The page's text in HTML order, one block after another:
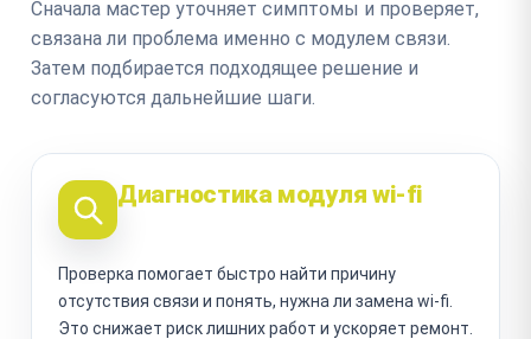
Сначала мастер уточняет симптомы и проверяет,
связана ли проблема именно с модулем связи.
Затем подбирается подходящее решение и
согласуются дальнейшие шаги.
Диагностика модуля wi-fi
Проверка помогает быстро найти причину
отсутствия связи и понять, нужна ли замена wi-fi.
Это снижает риск лишних работ и ускоряет ремонт.